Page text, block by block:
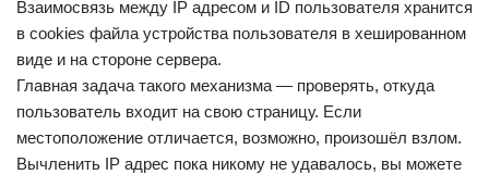
Взаимосвязь между IP адресом и ID пользователя хранится
в cookies файла устройства пользователя в хешированном
виде и на стороне сервера.
Главная задача такого механизма — проверять, откуда
пользователь входит на свою страницу. Если
местоположение отличается, возможно, произошёл взлом.
Вычленить IP адрес пока никому не удавалось, вы можете